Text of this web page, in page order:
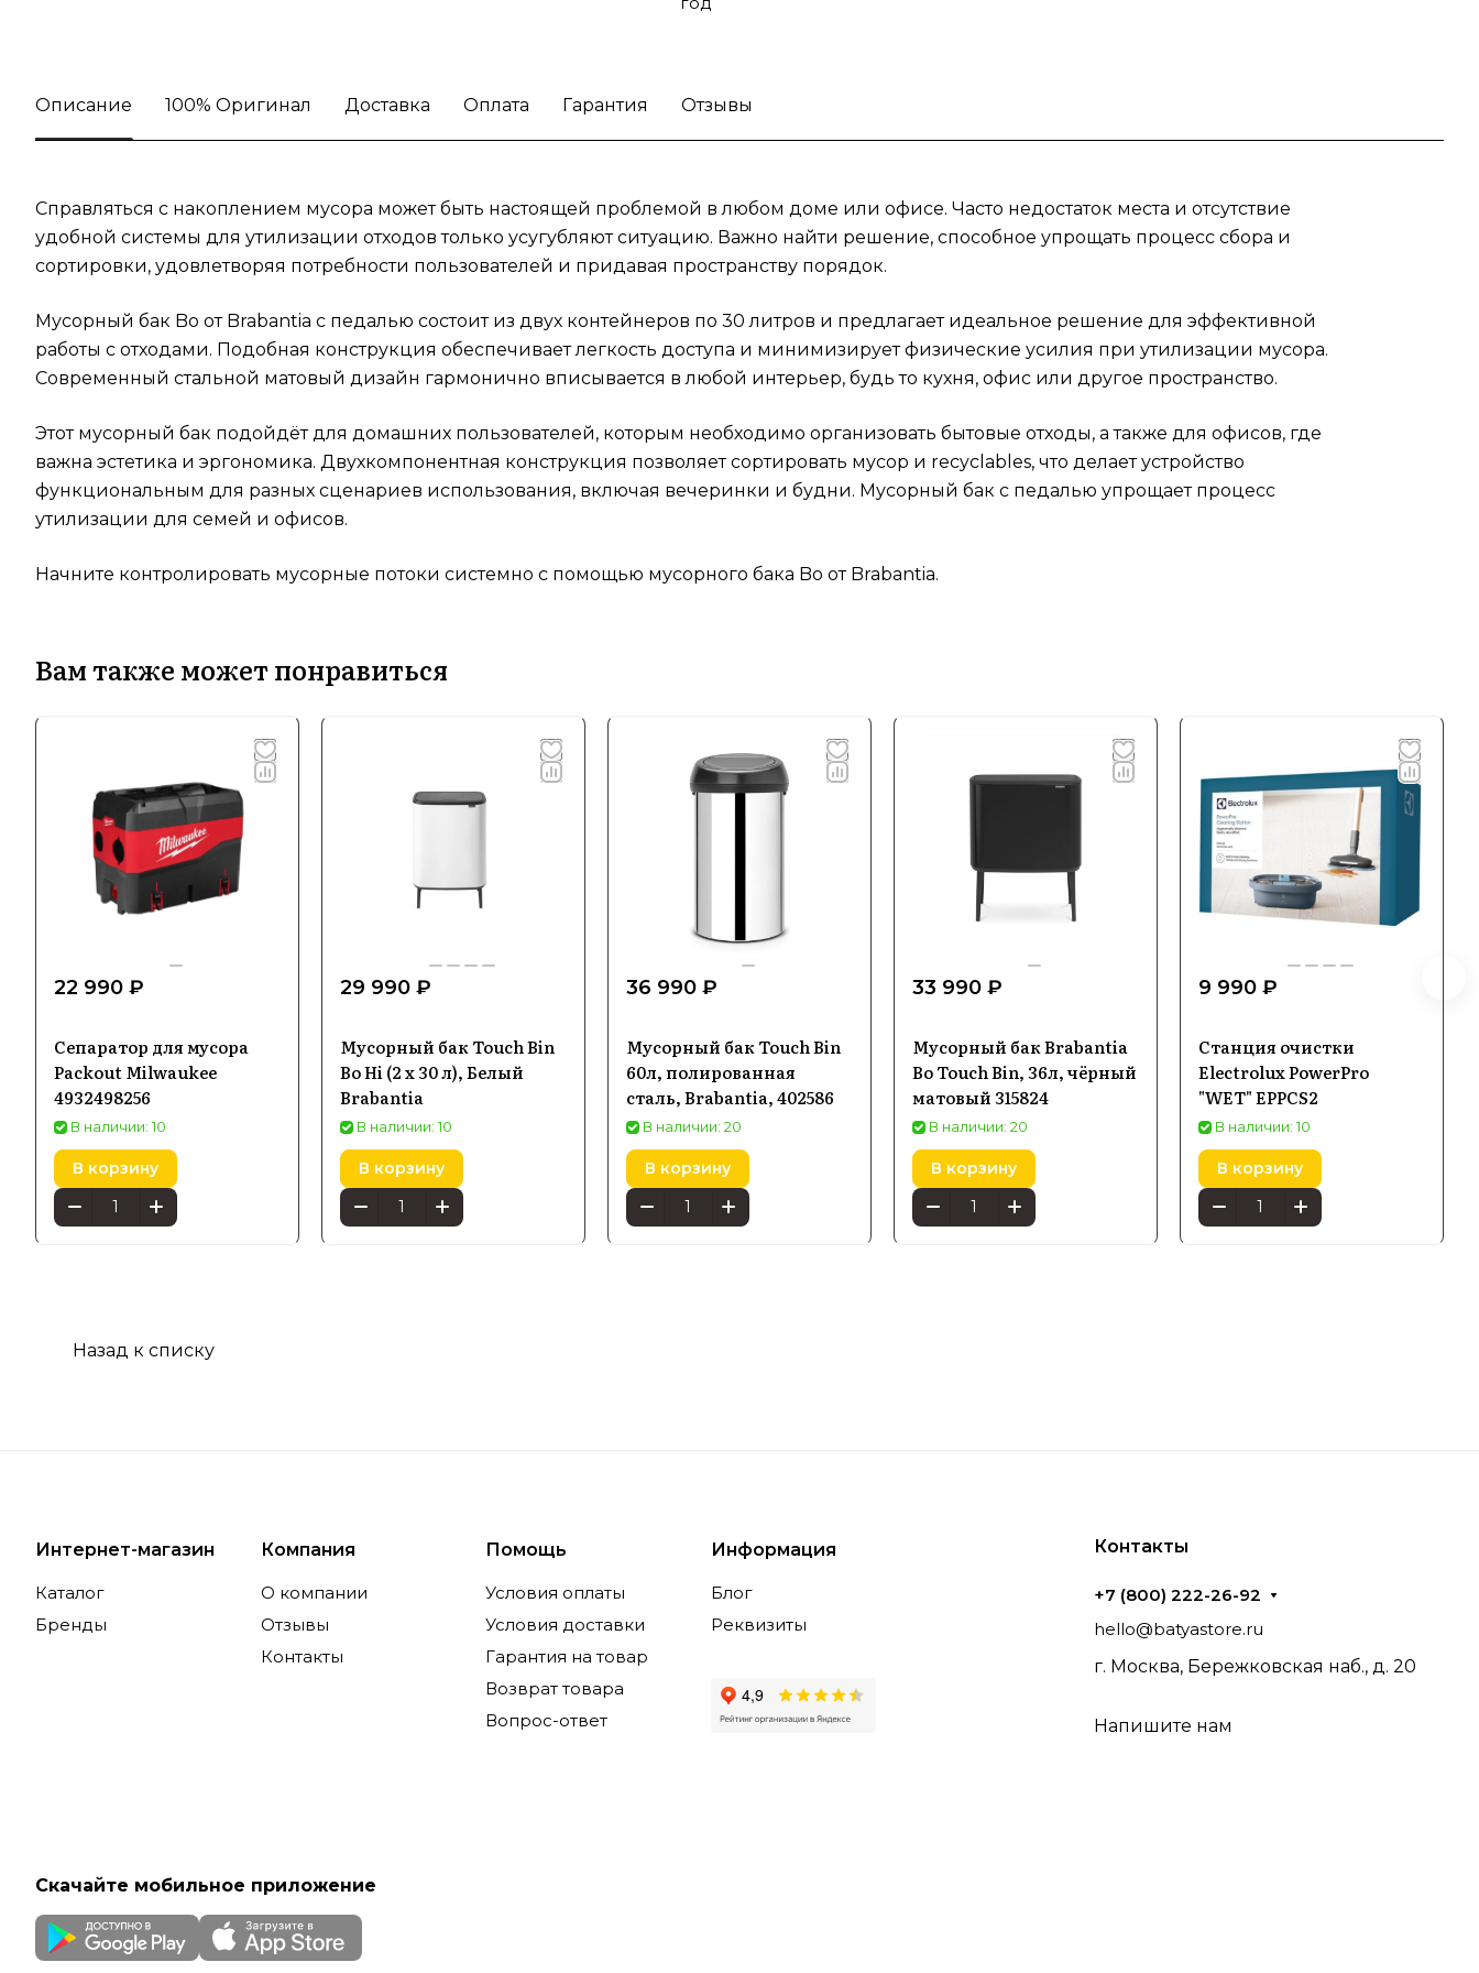
и будни. Мусорный бак с педалью упрощает
Bo от Brabantia.
Описание 100% Оригинал Доставка Оплата Гарантия Отзывы
Справляться с накоплением мусора может быть настоящей проблемой в любом доме или офисе. Часто недостаток места и отсутствие
удобной системы для утилизации отходов только усугубляют ситуацию. Важно найти решение, способное упрощать процесс сбора и
сортировки, удовлетворяя потребности пользователей и придавая пространству порядок.
Мусорный бак Bo от Brabantia с педалью состоит из двух контейнеров по 30 литров и предлагает идеальное решение для эффективной
работы с отходами. Подобная конструкция обеспечивает легкость доступа и минимизирует физические усилия при утилизации мусора.
Современный стальной матовый дизайн гармонично вписывается в любой интерьер, будь то кухня, офис или другое пространство.
Этот мусорный бак подойдёт для домашних пользователей, которым необходимо организовать бытовые отходы, а также для офисов, где
важна эстетика и эргономика. Двухкомпонентная конструкция позволяет сортировать мусор и recyclables, что делает устройство
функциональным для разных сценариев использования, включая вечеринки и будни. Мусорный бак с педалью упрощает процесс
утилизации для семей и офисов.
Начните контролировать мусорные потоки системно с помощью мусорного бака Bo от Brabantia.
Вам также может понравиться
22 990 ₽
Сепаратор для мусора
Packout Milwaukee
4932498256
В наличии: 10
В корзину
29 990 ₽
Мусорный бак Touch Bin
Bo Hi (2 х 30 л), Белый
Brabantia
В наличии: 10
В корзину
36 990 ₽
Мусорный бак Touch Bin
60л, полированная
сталь, Brabantia, 402586
В наличии: 20
В корзину
33 990 ₽
Мусорный бак Brabantia
Bo Touch Bin, 36л, чёрный
матовый 315824
В наличии: 20
В корзину
9 990 ₽
Станция очистки
Electrolux PowerPro
"WET" EPPCS2
В наличии: 10
В корзину
Назад к списку
Интернет-магазин
Каталог
Бренды
Компания
О компании
Отзывы
Контакты
Помощь
Условия оплаты
Условия доставки
Гарантия на товар
Возврат товара
Вопрос-ответ
Информация
Блог
Реквизиты
Контакты
+7 (800) 222-26-92
hello@batyastore.ru
г. Москва, Бережковская наб., д. 20
Напишите нам
Скачайте мобильное приложение